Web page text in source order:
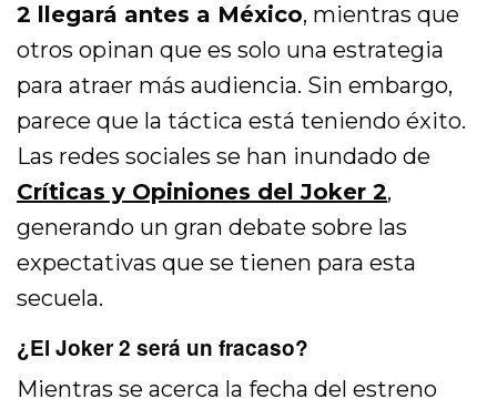
2 llegará antes a México, mientras que
otros opinan que es solo una estrategia
para atraer más audiencia. Sin embargo,
parece que la táctica está teniendo éxito.
Las redes sociales se han inundado de
Críticas y Opiniones del Joker 2,
generando un gran debate sobre las
expectativas que se tienen para esta
secuela.
¿El Joker 2 será un fracaso?
Mientras se acerca la fecha del estreno